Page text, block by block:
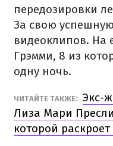
передозировки
За свою
видеоклипов. На
Грэмми, 8 из
одну ночь.
ЧИТАЙТЕ ТАКЖЕ: Экс-
Лиза Мари
которой раскроет